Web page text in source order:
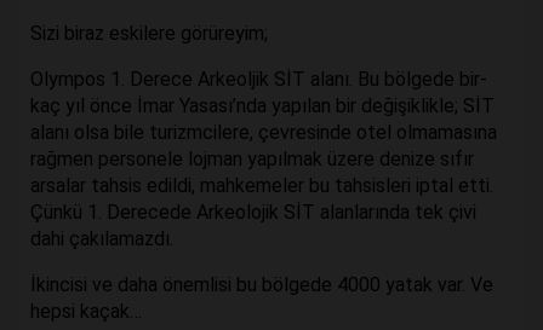
Sizi biraz eskilere görüreyim;
Olympos 1. Derece Arkeoljik SİT alanı. Bu bölgede bir-
kaç yıl önce İmar Yasası’nda yapılan bir değişiklikle; SİT
alanı olsa bile turizmcilere, çevresinde otel olmamasına
rağmen personele lojman yapılmak üzere denize sıfır
arsalar tahsis edildi, mahkemeler bu tahsisleri iptal etti.
Çünkü 1. Derecede Arkeolojik SİT alanlarında tek çivi
dahi çakılamazdı.
İkincisi ve daha önemlisi bu bölgede 4000 yatak var. Ve
hepsi kaçak…